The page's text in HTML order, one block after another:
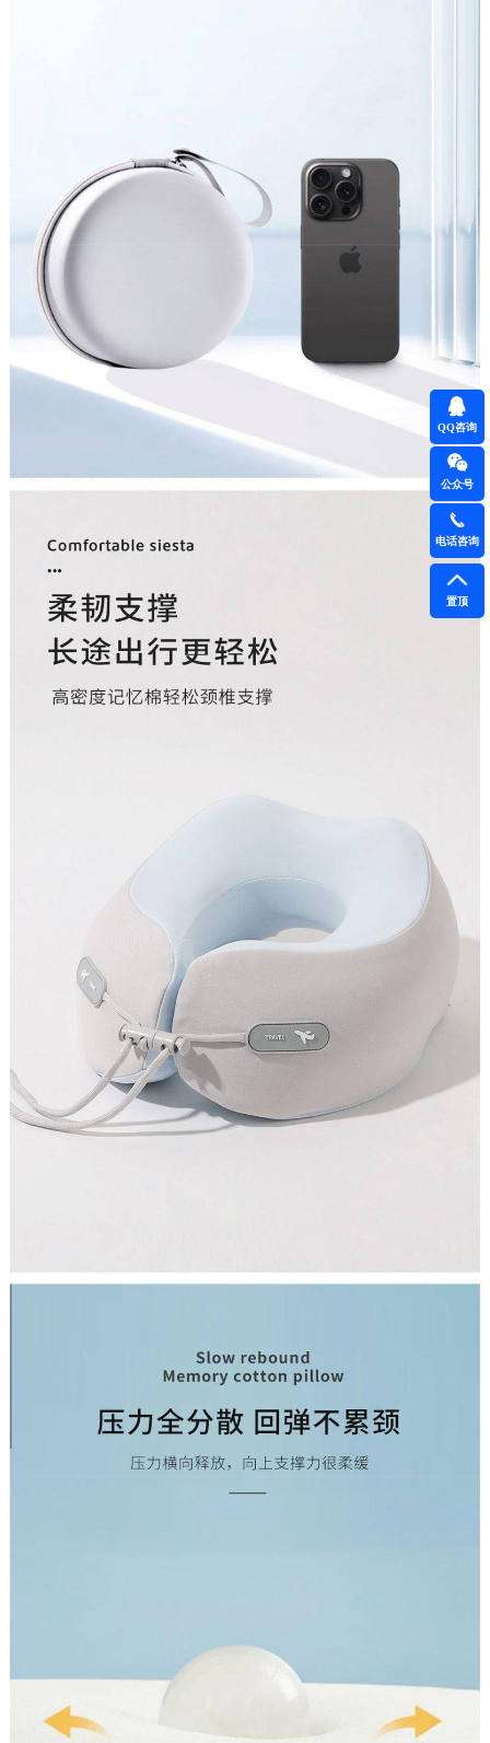
QQ咨询
公众号
电话咨询
置顶